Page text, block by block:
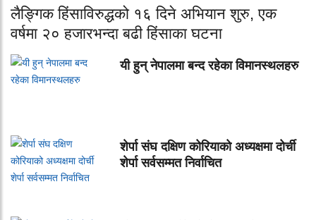
लैङ्गिक हिंसाविरुद्धको १६ दिने अभियान शुरु, एक
वर्षमा २० हजारभन्दा बढी हिंसाका घटना
यी हुन् नेपालमा बन्द रहेका विमानस्थलहरु
शेर्पा संघ दक्षिण कोरियाको अध्यक्षमा दोर्ची
शेर्पा सर्वसम्मत निर्वाचित